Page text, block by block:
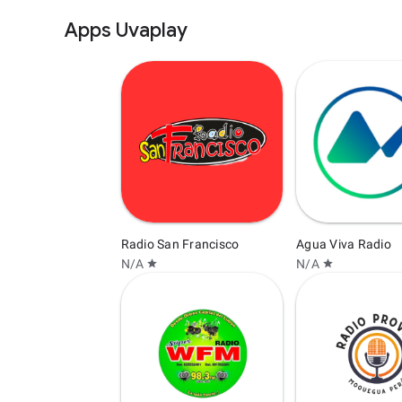
Apps Uvaplay
Radio San Francisco
N/A star
Agua Viva Radio
N/A star